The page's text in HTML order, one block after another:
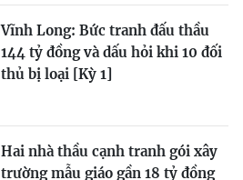
Vĩnh Long: Bức tranh đấu thầu
144 tỷ đồng và dấu hỏi khi 10 đối
thủ bị loại [Kỳ 1]
Hai nhà thầu cạnh tranh gói xây
trường mẫu giáo gần 18 tỷ đồng